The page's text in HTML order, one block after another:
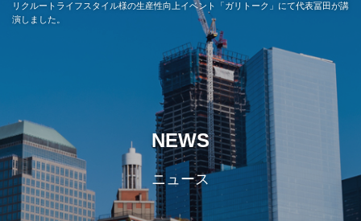
リクルートライフスタイル様の生産性向上イベント「ガリトーク」にて代表冨田が講
演しました。
NEWS
ニュース